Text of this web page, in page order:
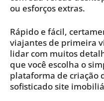
ou esforços extras.
Rápido e fácil,
viajantes de primeira
lidar com muitos
que você escolha o
plataforma de criação
sofisticado site